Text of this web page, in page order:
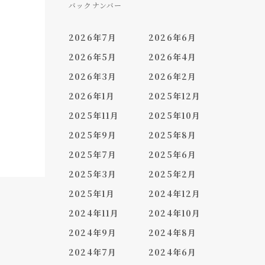
バックナンバー
2026年7月
2026年6月
2026年5月
2026年4月
2026年3月
2026年2月
2026年1月
2025年12月
2025年11月
2025年10月
2025年9月
2025年8月
2025年7月
2025年6月
2025年3月
2025年2月
2025年1月
2024年12月
2024年11月
2024年10月
2024年9月
2024年8月
2024年7月
2024年6月